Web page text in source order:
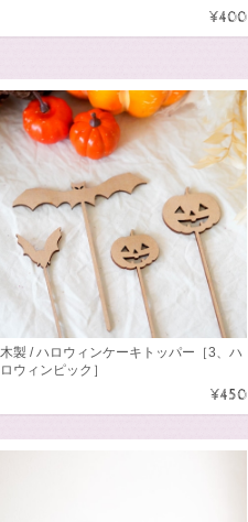
¥400
木製 / ハロウィンケーキトッパー［3、ハ
ロウィンピック］
¥450